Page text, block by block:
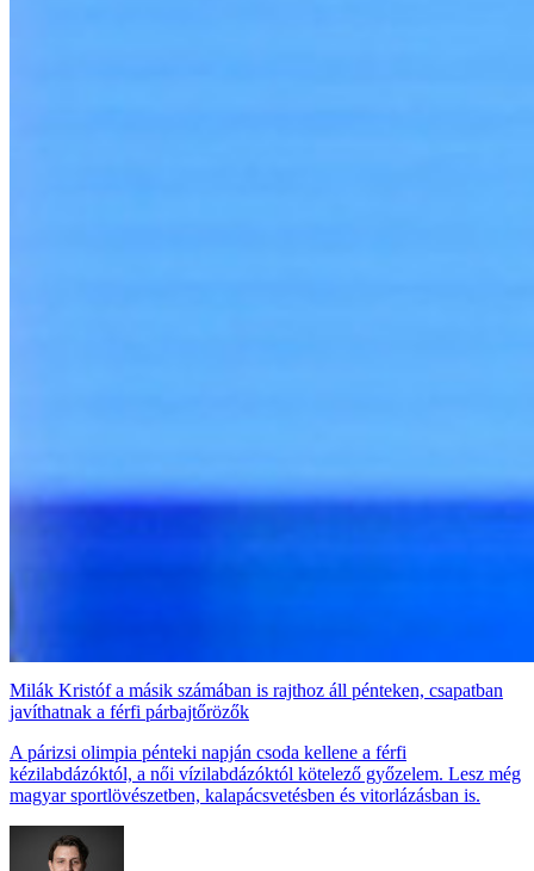
Milák Kristóf a másik számában is rajthoz áll pénteken, csapatban
javíthatnak a férfi párbajtőrözők
A párizsi olimpia pénteki napján csoda kellene a férfi
kézilabdázóktól, a női vízilabdázóktól kötelező győzelem. Lesz még
magyar sportlövészetben, kalapácsvetésben és vitorlázásban is.